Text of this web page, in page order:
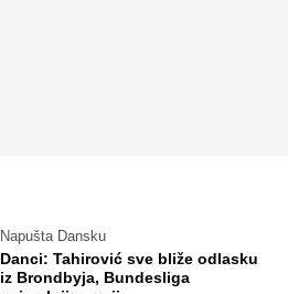
Napušta Dansku
Danci: Tahirović sve bliže odlasku
iz Brondbyja, Bundesliga